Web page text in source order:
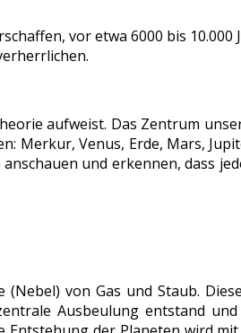
vor etwa 6000 bis 10.000
aufweist. Das Zentrum
Merkur, Venus, Erde, Mars,
und erkennen, dass
von Gas und Staub.
Ausbeulung entstand